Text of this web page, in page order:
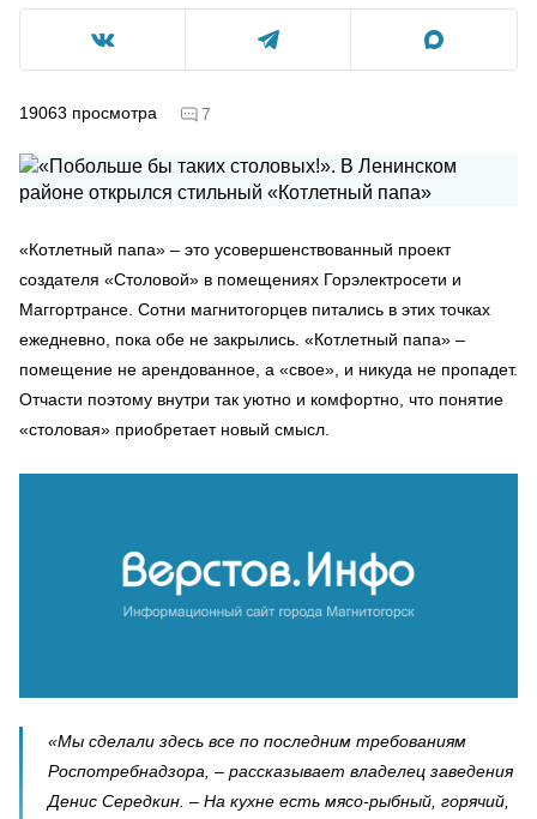
19063 просмотра 7
«Котлетный папа» – это усовершенствованный проект
создателя «Столовой» в помещениях Горэлектросети и
Маггортрансе. Сотни магнитогорцев питались в этих точках
ежедневно, пока обе не закрылись. «Котлетный папа» –
помещение не арендованное, а «свое», и никуда не пропадет.
Отчасти поэтому внутри так уютно и комфортно, что понятие
«столовая» приобретает новый смысл.
«Мы сделали здесь все по последним требованиям
Роспотребнадзора, – рассказывает владелец заведения
Денис Середкин. – На кухне есть мясо-рыбный, горячий,